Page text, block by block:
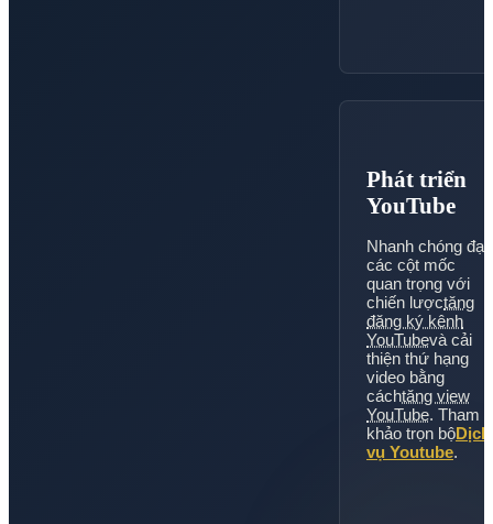
Phát triển
YouTube
Nhanh chóng đạt
các cột mốc
quan trọng với
chiến lượctăng
đăng ký kênh
YouTubevà cải
thiện thứ hạng
video bằng
cáchtăng view
YouTube. Tham
khảo trọn bộDịch
vụ Youtube.